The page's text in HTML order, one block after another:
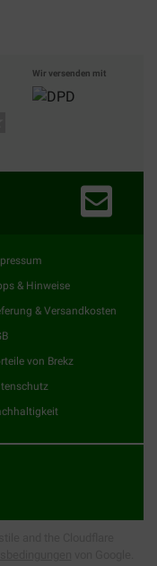
Wir versenden mit
& Hinweise
& Versandkosten
von Brekz